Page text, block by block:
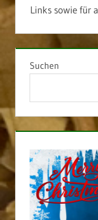
Links sowie für
Suchen